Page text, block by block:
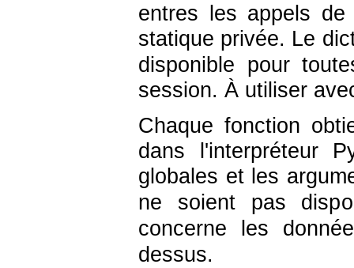
entres les appels
statique privée. Le
disponible pour
session. À utiliser
Chaque fonction
dans l'interpréteur
globales et les
ne soient pas
concerne les
dessus.